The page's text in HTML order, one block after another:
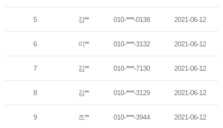
5 강** 010-****-0138 2021-06-12
6 이** 010-****-3132 2021-06-12
7 김** 010-****-7130 2021-06-12
8 김** 010-****-3129 2021-06-12
9 조** 010-****-3944 2021-06-12